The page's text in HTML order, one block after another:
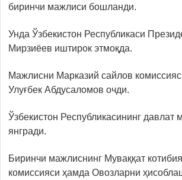
биринчи мажлиси бошланди.
Унда Ўзбекистон Республикаси
Мирзиёев иштирок этмоқда.
Мажлисни Марказий сайлов
Улуғбек Абдусаломов очди.
Ўзбекистон Республикасининг давлат
янгради.
Биринчи мажлиснинг Муваққат
комиссияси ҳамда Овозларни